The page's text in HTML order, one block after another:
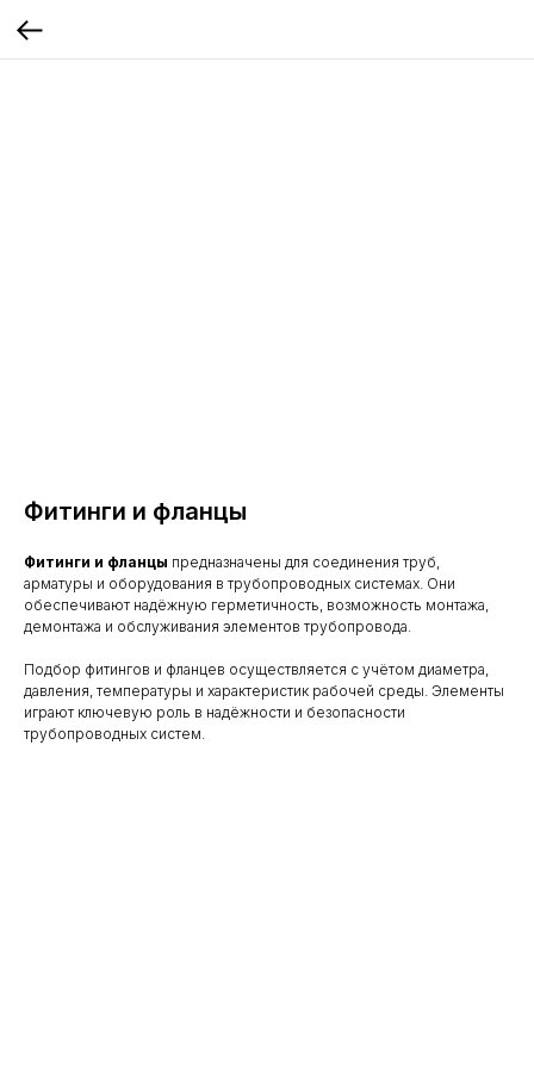
Фитинги и фланцы
Фитинги и фланцы предназначены для соединения труб,
арматуры и оборудования в трубопроводных системах. Они
обеспечивают надёжную герметичность, возможность монтажа,
демонтажа и обслуживания элементов трубопровода.
Подбор фитингов и фланцев осуществляется с учётом диаметра,
давления, температуры и характеристик рабочей среды. Элементы
играют ключевую роль в надёжности и безопасности
трубопроводных систем.